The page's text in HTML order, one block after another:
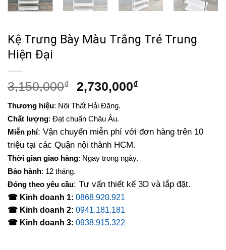
Kệ Trưng Bày Màu Trắng Trẻ Trung
Hiện Đại
3,150,000₫
Giá
là:
3,150,000₫.
2,730,000₫Giá
2,730,000₫.
Thương hiệu: Nội Thất Hải Đăng.
Chất lượng: Đạt chuẩn Châu Âu.
Miễn phí: Vận chuyển miễn phí với đơn hàng trên 10
triệu tại các Quận nội thành HCM.
Thời gian giao hàng: Ngay trong ngày.
Bảo hành: 12 tháng.
Đóng theo yêu cầu: Tư vấn thiết kế 3D và lắp đặt.
☎ Kinh doanh 1: 0868.920.921
☎ Kinh doanh 2: 0941.181.181
☎ Kinh doanh 3: 0938.915.322